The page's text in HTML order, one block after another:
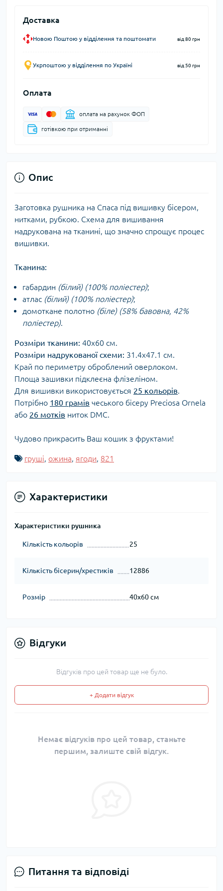
Доставка
Новою Поштою у відділення та поштомати від 80 грн
Укрпоштою у відділення по Україні від 50 грн
Оплата
оплата на рахунок ФОП
готівкою при отриманні
Опис
Заготовка рушника на Спаса під вишивку бісером,
нитками, рубкою. Схема для вишивання
надрукована на тканині, що значно спрощує процес
вишивки.
Тканина:
габардин (білий) (100% поліестер);
атлас (білий) (100% поліестер);
домоткане полотно (біле) (58% бавовна, 42%
поліестер).
Розміри тканини: 40х60 см.
Розміри надрукованої схеми: 31.4х47.1 см.
Край по периметру оброблений оверлоком.
Площа зашивки підклеєна флізеліном.
Для вишивки використовується 25 кольорів.
Потрібно 180 грамів чеського бісеру Preciosa Ornela
або 26 мотків ниток DMC.
Чудово прикрасить Ваш кошик з фруктами!
груші, ожина, ягоди, 821
Характеристики
Характеристики рушника
Кількість кольорів 25
Кількість бісерин/хрестиків 12886
Розмір 40х60 см
Відгуки
Відгуків про цей товар ще не було.
+ Додати відгук
Немає відгуків про цей товар, станьте
першим, залиште свій відгук.
Питання та відповіді